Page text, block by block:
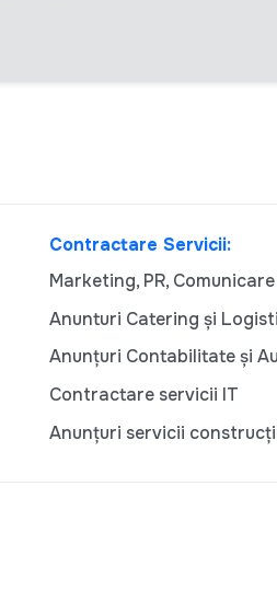
Contractare Servicii:
Marketing, PR, Comunicare
Anunturi Catering și
Anunțuri Contabilitate și
Contractare servicii IT
Anunțuri servicii